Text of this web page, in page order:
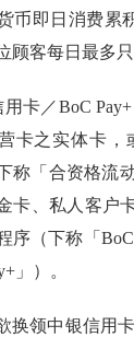
币即日消费累
顾客每日最多
用卡／BoC
卡之实体卡，
称「合资格流
卡、私人客户
序（下称「
」）。
换领中银信用